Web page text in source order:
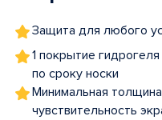
Защита для любого
1 покрытие
по сроку носки
Минимальная
чувствительность